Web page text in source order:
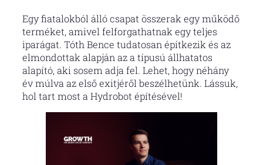
Egy fiatalokból álló csapat összerak egy működő
terméket, amivel felforgathatnak egy teljes
iparágat. Tóth Bence tudatosan építkezik és az
elmondottak alapján az a típusú állhatatos
alapító, aki sosem adja fel. Lehet, hogy néhány
év múlva az első exitjéről beszélhetünk. Lássuk,
hol tart most a Hydrobot építésével!